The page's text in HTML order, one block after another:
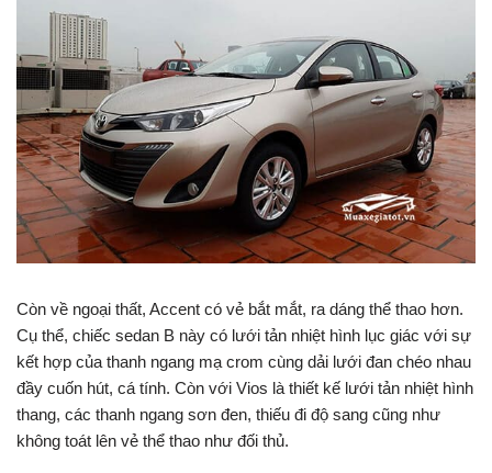
Còn về ngoại thất, Accent có vẻ bắt mắt, ra dáng thể thao hơn.
Cụ thể, chiếc sedan B này có lưới tản nhiệt hình lục giác với sự
kết hợp của thanh ngang mạ crom cùng dải lưới đan chéo nhau
đầy cuốn hút, cá tính. Còn với Vios là thiết kế lưới tản nhiệt hình
thang, các thanh ngang sơn đen, thiếu đi độ sang cũng như
không toát lên vẻ thể thao như đối thủ.